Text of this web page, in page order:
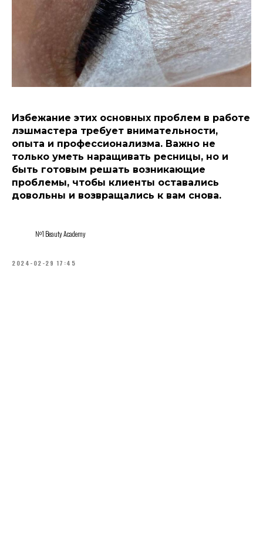
Избежание этих основных проблем в работе
лэшмастера требует внимательности,
опыта и профессионализма. Важно не
только уметь наращивать ресницы, но и
быть готовым решать возникающие
проблемы, чтобы клиенты оставались
довольны и возвращались к вам снова.
№1 Beauty Academy
2024-02-29 17:45